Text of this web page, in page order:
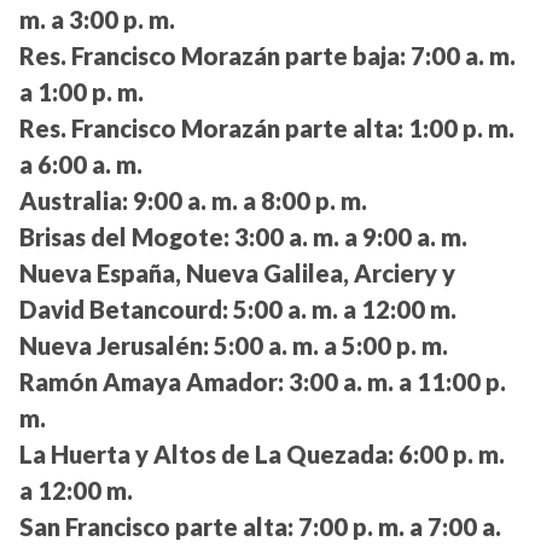
m. a 3:00 p. m.
Res. Francisco Morazán parte baja: 7:00 a. m.
a 1:00 p. m.
Res. Francisco Morazán parte alta: 1:00 p. m.
a 6:00 a. m.
Australia: 9:00 a. m. a 8:00 p. m.
Brisas del Mogote: 3:00 a. m. a 9:00 a. m.
Nueva España, Nueva Galilea, Arciery y
David Betancourd: 5:00 a. m. a 12:00 m.
Nueva Jerusalén: 5:00 a. m. a 5:00 p. m.
Ramón Amaya Amador: 3:00 a. m. a 11:00 p.
m.
La Huerta y Altos de La Quezada: 6:00 p. m.
a 12:00 m.
San Francisco parte alta: 7:00 p. m. a 7:00 a.